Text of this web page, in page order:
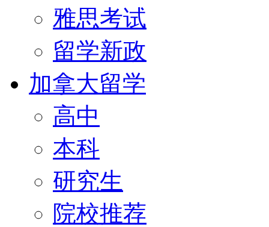
雅思考试
留学新政
加拿大留学
高中
本科
研究生
院校推荐